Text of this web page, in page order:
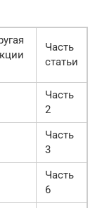
Часть
статьи
Часть
2
Часть
3
Часть
6